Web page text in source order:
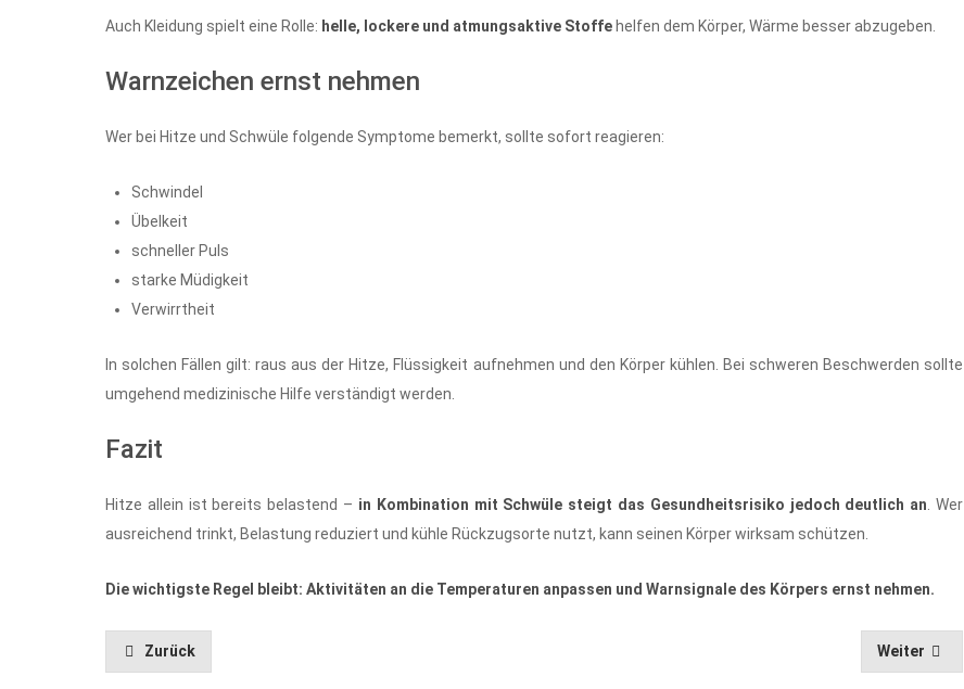
Auch Kleidung spielt eine Rolle: helle, lockere und atmungsaktive Stoffe helfen dem Körper, Wärme besser abzugeben.
Warnzeichen ernst nehmen
Wer bei Hitze und Schwüle folgende Symptome bemerkt, sollte sofort reagieren:
Schwindel
Übelkeit
schneller Puls
starke Müdigkeit
Verwirrtheit
In solchen Fällen gilt: raus aus der Hitze, Flüssigkeit aufnehmen und den Körper kühlen. Bei schweren Beschwerden sollte
umgehend medizinische Hilfe verständigt werden.
Fazit
Hitze allein ist bereits belastend – in Kombination mit Schwüle steigt das Gesundheitsrisiko jedoch deutlich an . Wer
ausreichend trinkt, Belastung reduziert und kühle Rückzugsorte nutzt, kann seinen Körper wirksam schützen.
Die wichtigste Regel bleibt: Aktivitäten an die Temperaturen anpassen und Warnsignale des Körpers ernst nehmen.
Zurück Weiter